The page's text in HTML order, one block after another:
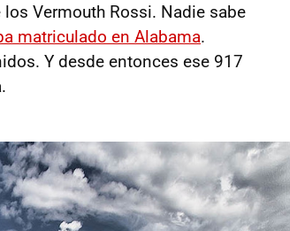
Vermouth Rossi. Nadie sabe
matriculado en Alabama.
Y desde entonces ese 917